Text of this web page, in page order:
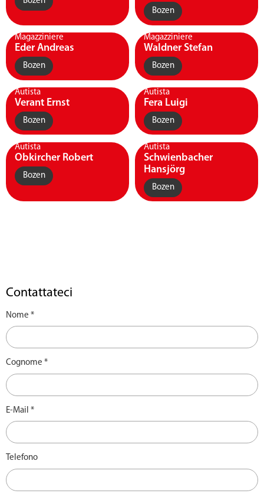
Bozen
Magazziniere
Eder Andreas
Bozen
Magazziniere
Waldner Stefan
Bozen
Autista
Verant Ernst
Bozen
Autista
Fera Luigi
Bozen
Autista
Obkircher Robert
Bozen
Autista
Schwienbacher
Hansjörg
Bozen
Contattateci
Nome *
Cognome *
E-Mail *
Telefono